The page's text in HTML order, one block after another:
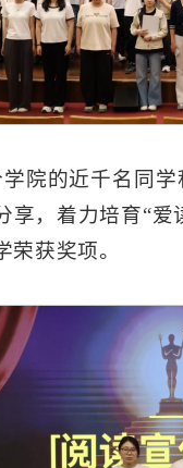
院的近千名同
，着力培育“
获奖项。